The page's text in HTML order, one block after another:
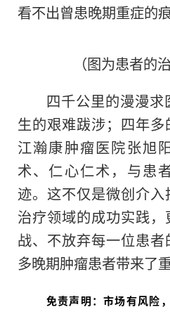
看不出曾患晚期重症的痕
（图为患者的
四千公里的漫漫
生的艰难跋涉；四年
江瀚康肿瘤医院张旭
术、仁心仁术，与患
迹。这不仅是微创介
治疗领域的成功实践
战、不放弃每一位患
多晚期肿瘤患者带来了
免责声明：市场有风险